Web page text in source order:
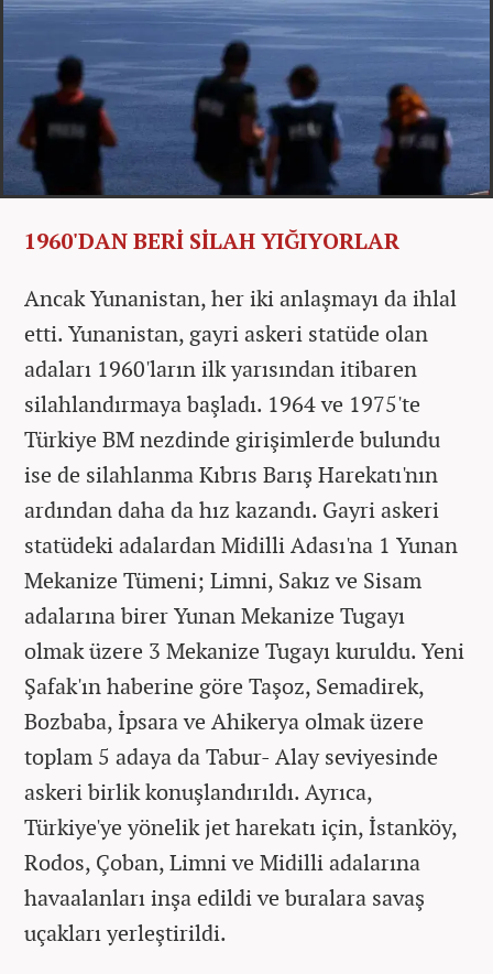
1960'DAN BERİ SİLAH YIĞIYORLAR
Ancak Yunanistan, her iki anlaşmayı da ihlal
etti. Yunanistan, gayri askeri statüde olan
adaları 1960'ların ilk yarısından itibaren
silahlandırmaya başladı. 1964 ve 1975'te
Türkiye BM nezdinde girişimlerde bulundu
ise de silahlanma Kıbrıs Barış Harekatı'nın
ardından daha da hız kazandı. Gayri askeri
statüdeki adalardan Midilli Adası'na 1 Yunan
Mekanize Tümeni; Limni, Sakız ve Sisam
adalarına birer Yunan Mekanize Tugayı
olmak üzere 3 Mekanize Tugayı kuruldu. Yeni
Şafak'ın haberine göre Taşoz, Semadirek,
Bozbaba, İpsara ve Ahikerya olmak üzere
toplam 5 adaya da Tabur- Alay seviyesinde
askeri birlik konuşlandırıldı. Ayrıca,
Türkiye'ye yönelik jet harekatı için, İstanköy,
Rodos, Çoban, Limni ve Midilli adalarına
havaalanları inşa edildi ve buralara savaş
uçakları yerleştirildi.